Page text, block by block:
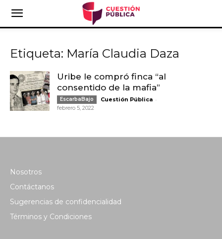
Etiqueta: María Claudia Daza
Uribe le compró finca “al
consentido de la mafia”
EscarbaBajo Cuestión Pública -
febrero 5, 2022
Nosotros
Contáctanos
Sugerencias de confidencialidad
Términos y Condiciones